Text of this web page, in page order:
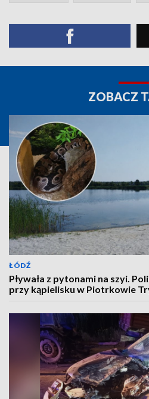
ZOBACZ
ŁÓDŹ
Pływała z pytonami na szyi.
przy kąpielisku w Piotrkowie